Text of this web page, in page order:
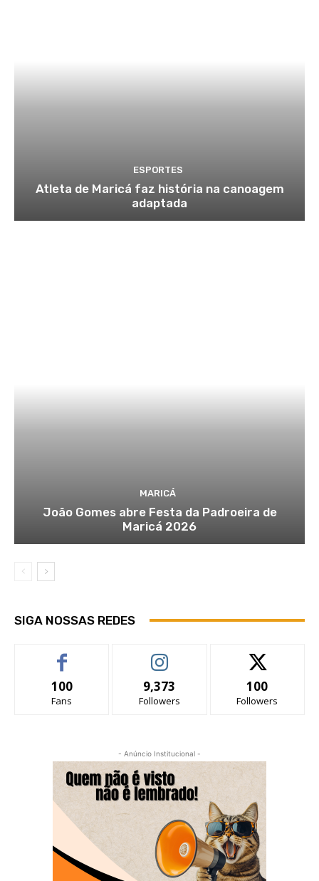
ESPORTES
Atleta de Maricá faz história na canoagem
adaptada
MARICÁ
João Gomes abre Festa da Padroeira de
Maricá 2026
SIGA NOSSAS REDES
100
Fans
9,373
Followers
100
Followers
- Anúncio Institucional -